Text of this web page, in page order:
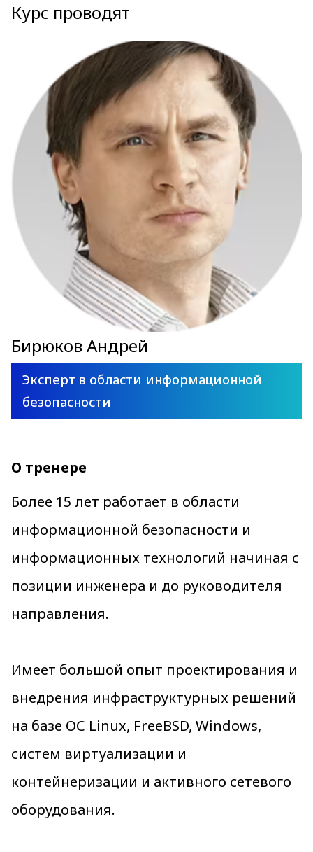
Курс проводят
Бирюков Андрей
Эксперт в области информационной
безопасности
О тренере
Более 15 лет работает в области
информационной безопасности и
информационных технологий начиная с
позиции инженера и до руководителя
направления.
Имеет большой опыт проектирования и
внедрения инфраструктурных решений
на базе ОС Linux, FreeBSD, Windows,
систем виртуализации и
контейнеризации и активного сетевого
оборудования.